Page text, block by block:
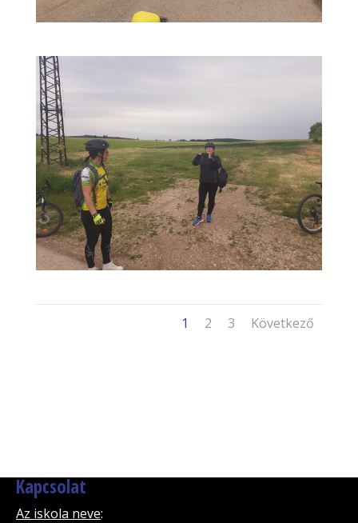
1 2 3 Következő
Kapcsolat
Az iskola neve: